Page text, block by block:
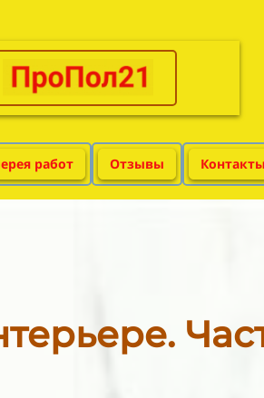
работ Отзывы Контакты